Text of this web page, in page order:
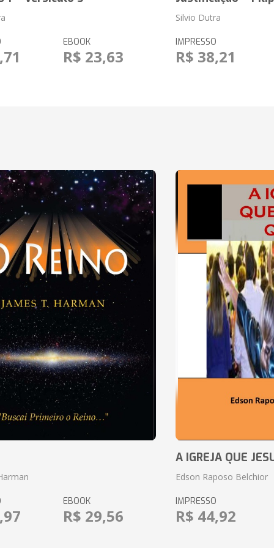
EBOOK
R$ 23,63
Silvio Dutra
IMPRESSO
R$ 38,21
EBOOK
R$ 29,56
A IGREJA QUE
Edson Raposo Belchior
IMPRESSO
R$ 44,92